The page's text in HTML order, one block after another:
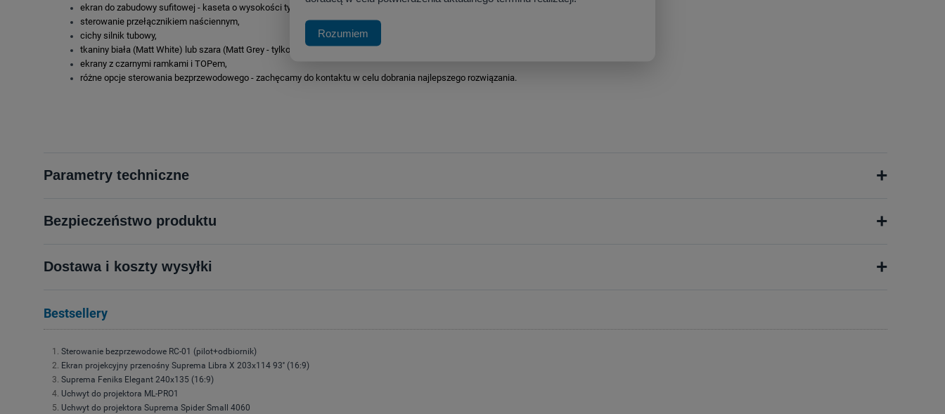
ekran do zabudowy sufitowej - kaseta o wysokości tylko 12.1cm,
sterowanie przełącznikiem naściennym,
cichy silnik tubowy,
tkaniny biała (Matt White) lub szara (Matt Grey - tylko dla formatu obrazu 16:9),
ekrany z czarnymi ramkami i TOPem,
różne opcje sterowania bezprzewodowego - zachęcamy do kontaktu w celu dobrania najlepszego rozwiązania.
Parametry techniczne +
Bezpieczeństwo produktu +
Dostawa i koszty wysyłki +
Bestsellery
Sterowanie bezprzewodowe RC-01 (pilot+odbiornik)
Ekran projekcyjny przenośny Suprema Libra X 203x114 93'' (16:9)
Suprema Feniks Elegant 240x135 (16:9)
Uchwyt do projektora ML-PRO1
Uchwyt do projektora Suprema Spider Small 4060
Rozumiem